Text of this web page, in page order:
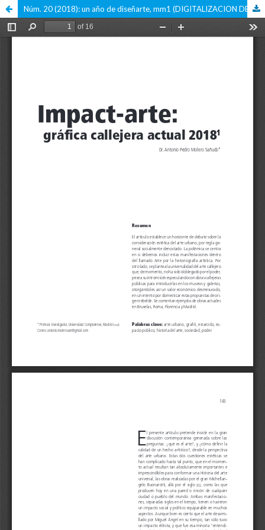
Núm. 20 (2018): un año de diseñarte, mm1 (DIGITALIZACION DE LA VERSION IMPRESA)